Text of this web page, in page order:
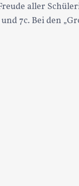
aller
7c. Bei den